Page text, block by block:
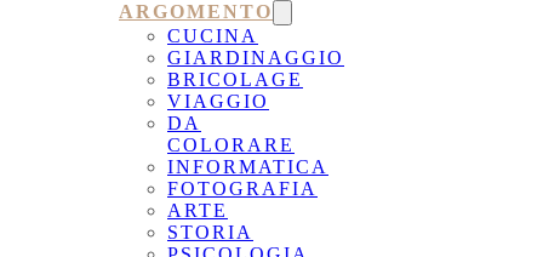
ARGOMENTO
CUCINA
GIARDINAGGIO
BRICOLAGE
VIAGGIO
DA
COLORARE
INFORMATICA
FOTOGRAFIA
ARTE
STORIA